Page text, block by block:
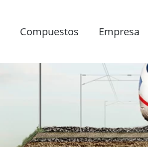
Compuestos Empresa